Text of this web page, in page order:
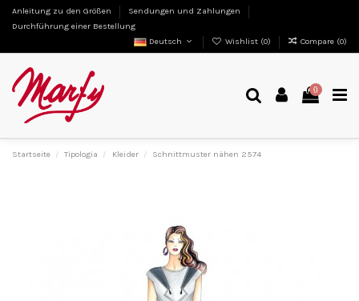
Anleitung zu den Größen
Sendungen und Zahlungen
Durchführung einer Bestellung
Deutsch
Wishlist (0) Compare (0)
0
Startseite Tipologia Kleider Schnittmuster nähen 2574